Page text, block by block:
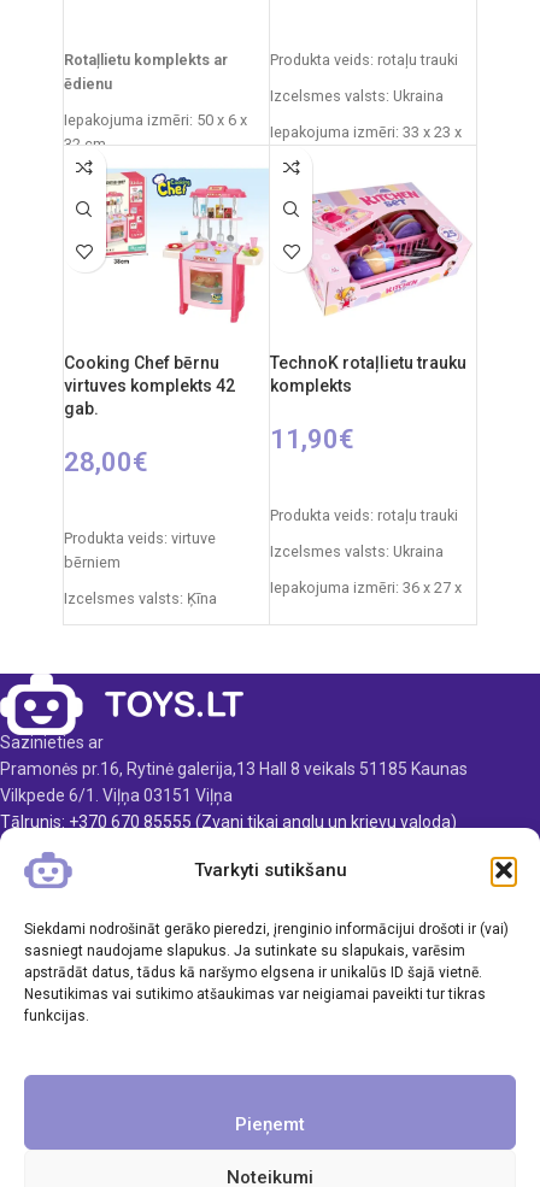
Tvarkyti sutikšanu
Siekdami nodrošināt gerāko pieredzi, įrenginio informācijui drošoti ir (vai)
sasniegt naudojame slapukus. Ja sutinkate su slapukais, varēsim
apstrādāt datus, tādus kā naršymo elgsena ir unikalūs ID šajā vietnē.
Nesutikimas vai sutikimo atšaukimas var neigiamai paveikti tur tikras
funkcijas.
Pieņemt
Noteikumi
Rotaļlietu komplekts ar
ēdienu
Iepakojuma izmēri: 50 x 6 x
32 cm
Izcelsmes valsts: Ķīna
Ieteicamais vecums: no 3
gadiem.
Produkta veids: rotaļu trauki
Izcelsmes valsts: Ukraina
Iepakojuma izmēri: 33 x 23 x
Produkta materiāls:
plastmasa
Ieteicamais vecums: no 3
gadiem.
Cooking Chef bērnu
virtuves komplekts 42
gab.
28,00€
Produkta veids: virtuve
bērniem
Izcelsmes valsts: Ķīna
Produkta materiāls:
plastmasa
gadiem
Elementi: 3 x AA (nav iekļauti)
TechnoK rotaļlietu trauku
komplekts
11,90€
Produkta veids: rotaļu trauki
Izcelsmes valsts: Ukraina
Iepakojuma izmēri: 36 x 27 x
gadiem.
Sazinieties ar
Pramonės pr.16, Rytinė galerija,13 Hall 8 veikals 51185 Kaunas
Vilkpede 6/1. Viļņa 03151 Viļņa
Tālrunis: +370 670 85555 (Zvani tikai anglu un krievu valoda)
E-pasts: info@toys.lt
KLIENTAMS
INFORMĀCIJA